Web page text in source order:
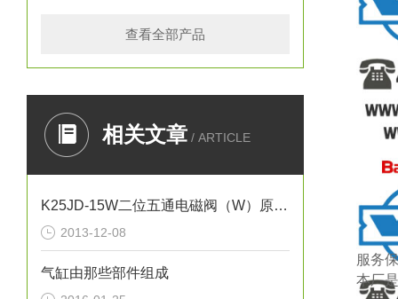
查看全部产品
相关文章 / ARTICLE
K25JD-15W二位五通电磁阀（W）原理（0510-85745374）
2013-12-08
气缸由那些部件组成
服务
本厂